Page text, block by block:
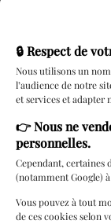
🔒 Respect de
Nous utilisons un
l’audience de notre
et services et adapter
👉Nous ne
personnelles.
Cependant, certaines
(notamment Google)
Vous pouvez à tout
de ces cookies selon
Services
Rendez-vous
Carte cadeau
Lingerie à
domicile